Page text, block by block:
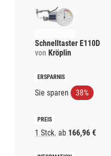
Schnelltaster E110D
von Kröplin
Sie sparen 38%
1 Stck. ab 166,96 €